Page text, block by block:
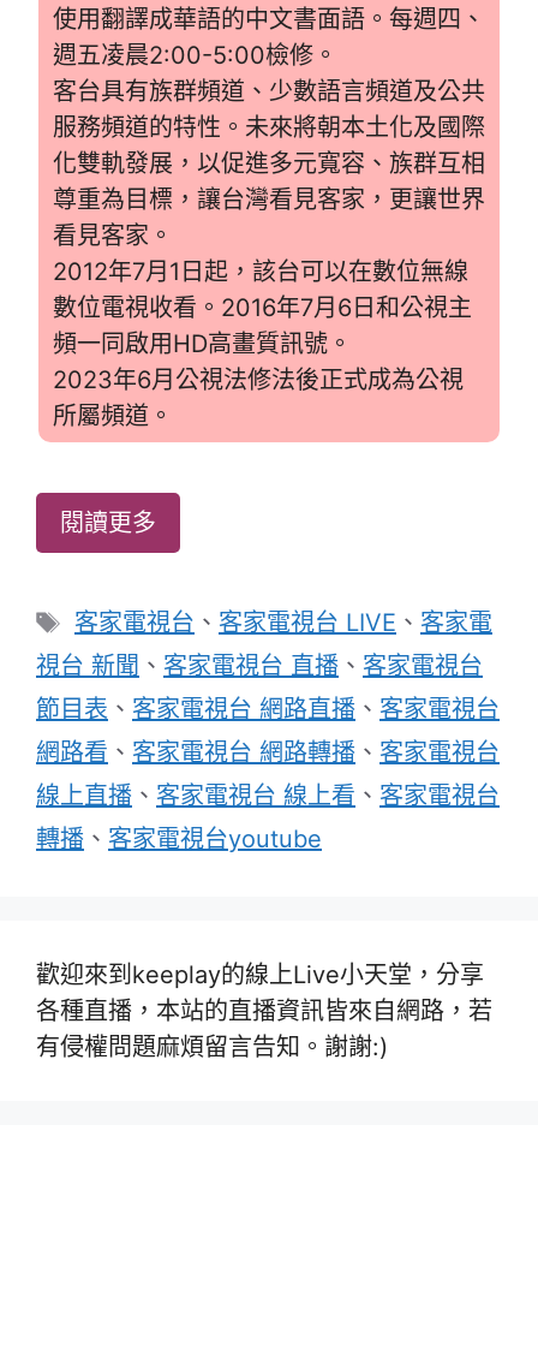
使用翻譯成華語的中文書面語。每週四、
週五凌晨2:00-5:00檢修。
客台具有族群頻道、少數語言頻道及公共
服務頻道的特性。未來將朝本土化及國際
化雙軌發展，以促進多元寬容、族群互相
尊重為目標，讓台灣看見客家，更讓世界
看見客家。
2012年7月1日起，該台可以在數位無線
數位電視收看。2016年7月6日和公視主
頻一同啟用HD高畫質訊號。
2023年6月公視法修法後正式成為公視
所屬頻道。
閱讀更多
標
籤
客家電視台 、 客家電視台 LIVE 、 客家電
視台 新聞 、 客家電視台 直播 、 客家電視台
節目表 、 客家電視台 網路直播 、 客家電視台
網路看 、 客家電視台 網路轉播 、 客家電視台
線上直播 、 客家電視台 線上看 、 客家電視台
轉播 、 客家電視台youtube
歡迎來到keeplay的線上Live小天堂，分享
各種直播，本站的直播資訊皆來自網路，若
有侵權問題麻煩留言告知。謝謝:)